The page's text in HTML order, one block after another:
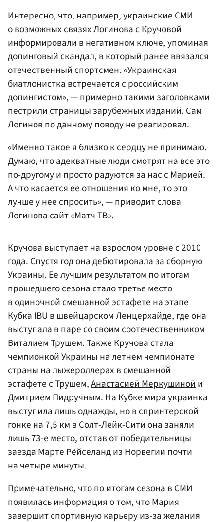
Интересно, что, например, украинские СМИ
о возможных связях Логинова с Кручовой
информировали в негативном ключе, упоминая
допинговый скандал, в который ранее ввязался
отечественный спортсмен. «Украинская
биатлонистка встречается с российским
допингистом», — примерно такими заголовками
пестрили страницы зарубежных изданий. Сам
Логинов по данному поводу не реагировал.
«Именно такое я близко к сердцу не принимаю.
Думаю, что адекватные люди смотрят на все это
по-другому и просто радуются за нас с Марией.
А что касается ее отношения ко мне, то это
лучше у нее спросить», — приводит слова
Логинова сайт «Матч ТВ».
Кручова выступает на взрослом уровне с 2010
года. Спустя год она дебютировала за сборную
Украины. Ее лучшим результатом по итогам
прошедшего сезона стало третье место
в одиночной смешанной эстафете на этапе
Кубка IBU в швейцарском Ленцерхайде, где она
выступала в паре со своим соотечественником
Виталием Трушем. Также Кручова стала
чемпионкой Украины на летнем чемпионате
страны на лыжероллерах в смешанной
эстафете с Трушем,Анастасией Меркушинойи
Дмитрием Пидручным. На Кубке мира украинка
выступила лишь однажды, но в спринтерской
гонке на 7,5 км в Солт-Лейк-Сити она заняли
лишь 73-е место, отстав от победительницы
заезда Марте Рёйселанд из Норвегии почти
на четыре минуты.
Примечательно, что по итогам сезона в СМИ
появилась информация о том, что Мария
завершит спортивную карьеру из-за желания